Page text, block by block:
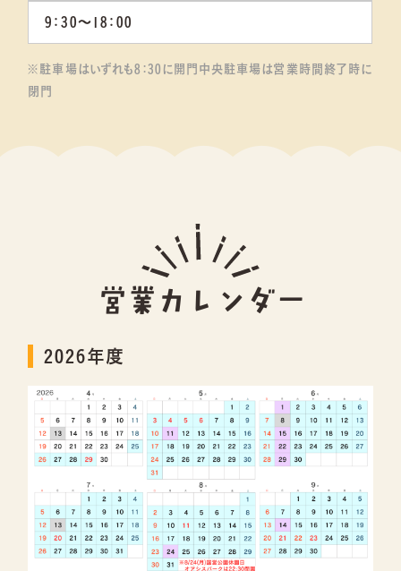
9：30～18：00
※駐車場はいずれも8：30に開門中央駐車場は営業時間終了時に
閉門
営業カレンダー
2026年度